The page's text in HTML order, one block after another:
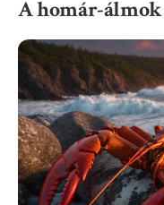
A homár-